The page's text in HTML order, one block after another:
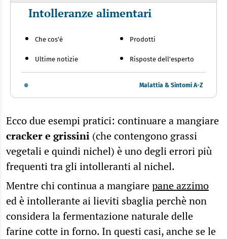
Intolleranze alimentari
Che cos'è
Ultime notizie
Prodotti
Risposte dell'esperto
Malattia & Sintomi A-Z
Ecco due esempi pratici: continuare a mangiare
cracker e grissini (che contengono grassi
vegetali e quindi nichel) è uno degli errori più
frequenti tra gli intolleranti al nichel.
Mentre chi continua a mangiarepane azzimo
ed è intollerante ai lieviti sbaglia perchè non
considera la fermentazione naturale delle
farine cotte in forno. In questi casi, anche se le